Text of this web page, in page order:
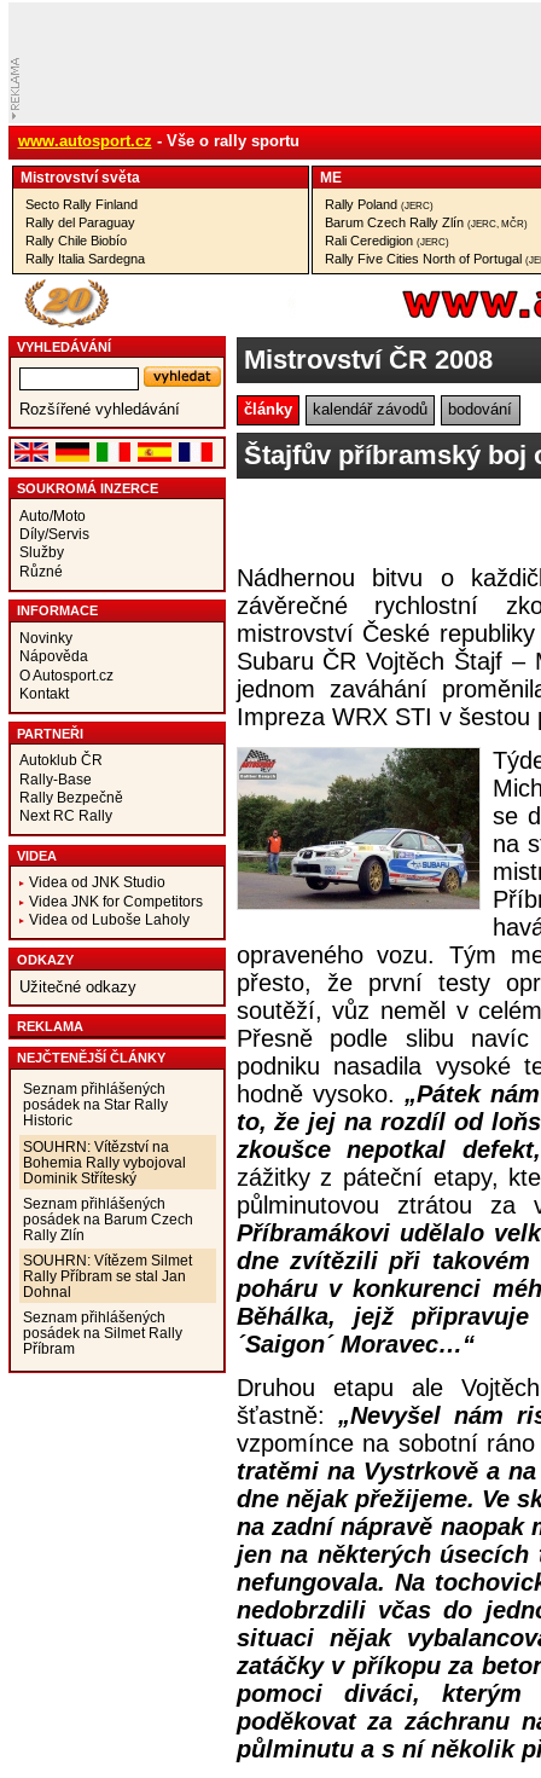
www.autosport.cz - Vše o rally sportu
Mistrovství­ světa
Secto Rally Finland
Rally del Paraguay
Rally Chile Biobío
Rally Italia Sardegna
ME
Rally Poland (JERC)
Barum Czech Rally Zlín (JERC, MČR)
Rali Ceredigion (JERC)
Rally Five Cities North of Portugal
VYHLEDÁVÁNÍ
Rozšířené vyhledávání
SOUKROMÁ INZERCE
Auto/Moto
Díly/Servis
Služby
Různé
INFORMACE
Novinky
Nápověda
O Autosport.cz
Kontakt
PARTNEŘI
Autoklub ČR
Rally-Base
Rally Bezpečně
Next RC Rally
VIDEA
Videa od JNK Studio
Videa JNK for Competitors
Videa od Luboše Laholy
ODKAZY
Užitečné odkazy
REKLAMA
NEJČTENĚJŠÍ ČLÁNKY
Seznam přihlášených
posádek na Star Rally
Historic
SOUHRN: Vítězství na
Bohemia Rally vybojoval
Dominik Stříteský
Seznam přihlášených
posádek na Barum Czech
Rally Zlín
SOUHRN: Vítězem Silmet
Rally Příbram se stal Jan
Dohnal
Seznam přihlášených
posádek na Silmet Rally
Příbram
Mistrovství ČR 2008
články kalendář závodů bodování
Štajfův příbramský boj
Nádhernou bitvu o
závěrečné rychlostní
mistrovství České
Subaru ČR Vojtěch Štajf
jednom zaváhání
Impreza WRX STI v šestou
se
na
opraveného vozu. Tým
přesto, že první testy
soutěží, vůz neměl v
Přesně podle slibu
podniku nasadila vysoké
hodně vysoko.„Pátek
to, že jej na rozdíl od
zkoušce nepotkal
zážitky z páteční etapy,
půlminutovou ztrátou za
Příbramákovi udělalo
dne zvítězili při takovém
poháru v konkurenci
Běhálka, jejž
´Saigon´ Moravec…“
Druhou etapu ale
šťastně: „Nevyšel nám
vzpomínce na sobotní
tratěmi na Vystrkově a
dne nějak přežijeme. Ve
na zadní nápravě naopak
jen na některých
nefungovala. Na
nedobrzdili včas do
situaci nějak
zatáčky v příkopu za
pomoci diváci,
poděkovat za záchranu
půlminutu a s ní několik